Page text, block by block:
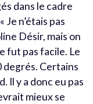
dans le cadre
n’étais pas
Désir, mais on
fut pas facile. Le
degrés. Certains
Il y a donc eu pas
mieux se